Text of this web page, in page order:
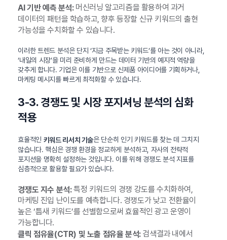
AI 기반 예측 분석:머신러닝 알고리즘을 활용하여 과거
데이터의 패턴을 학습하고, 향후 등장할 신규 키워드의 출현
가능성을 수치화할 수 있습니다.
이러한 트렌드 분석은 단지 ‘지금 주목받는 키워드’를 아는 것이 아니라,
‘내일의 시장’을 미리 준비하게 만드는 데이터 기반의 예지적 역량을
갖추게 합니다. 기업은 이를 기반으로 신제품 아이디어를 기획하거나,
마케팅 메시지를 빠르게 최적화할 수 있습니다.
3-3. 경쟁도 및 시장 포지셔닝 분석의 심화
적용
효율적인 키워드 리서치 기술은 단순히 인기 키워드를 찾는 데 그치지
않습니다. 핵심은 경쟁 환경을 정교하게 분석하고, 자사의 전략적
포지션을 명확히 설정하는 것입니다. 이를 위해 경쟁도 분석 지표를
심층적으로 활용할 필요가 있습니다.
경쟁도 지수 분석:특정 키워드의 경쟁 강도를 수치화하여,
마케팅 진입 난이도를 예측합니다. 경쟁도가 낮고 전환율이
높은 ‘틈새 키워드’를 선별함으로써 효율적인 광고 운영이
가능합니다.
클릭 점유율(CTR) 및 노출 점유율 분석:검색결과 내에서